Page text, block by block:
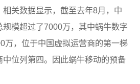
关数据显示，截至去年8月，中
规模超过了7000万，其中蜗牛数字
万，位于中国虚拟运营商的第一梯
中位列第四。因此蜗牛移动的预备